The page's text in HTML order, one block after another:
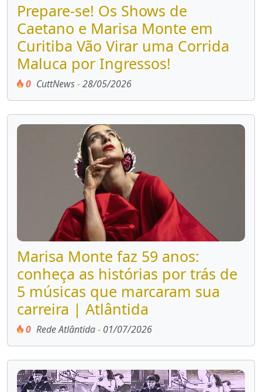
Prepare-se! Os Shows de
Caetano e Marisa Monte em
Curitiba Vão Virar uma Corrida
Maluca por Ingressos!
0 CuttNews-28/05/2026
Marisa Monte faz 59 anos:
conheça as histórias por trás de
5 músicas que marcaram sua
carreira | Atlântida
0 Rede Atlântida- 01/07/2026